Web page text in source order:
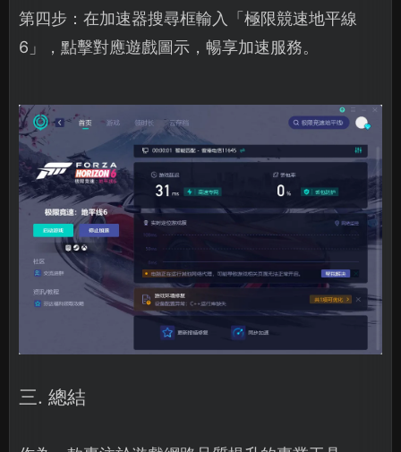
第四步：在加速器搜尋框輸入「極限競速地平線
6」，點擊對應遊戲圖示，暢享加速服務。
三. 總結